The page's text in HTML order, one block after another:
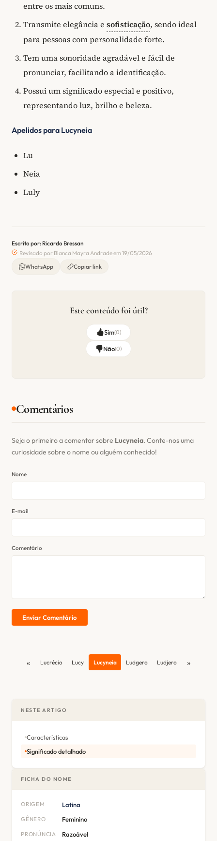
entre os mais comuns.
Transmite elegância e sofisticação, sendo ideal
para pessoas com personalidade forte.
Tem uma sonoridade agradável e fácil de
pronunciar, facilitando a identificação.
Possui um significado especial e positivo,
representando luz, brilho e beleza.
Apelidos para Lucyneia
Lu
Neia
Luly
Escrito por: Ricardo Bressan
Revisado por Bianca Mayra Andrade em 19/05/2026
WhatsApp
Copiar link
Este conteúdo foi útil?
Sim(0)
Não(0)
Comentários
Seja o primeiro a comentar sobre Lucyneia. Conte-nos uma
curiosidade sobre o nome ou alguém conhecido!
Nome
E-mail
Comentário
Enviar Comentário
« Lucrécio Lucy Lucyneia Ludgero Ludjero »
NESTE ARTIGO
Características
Significado detalhado
FICHA DO NOME
ORIGEM Latina
GÊNERO Feminino
PRONÚNCIA Razoável